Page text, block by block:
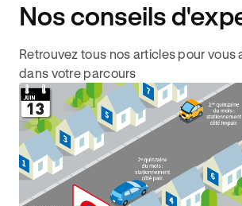
Nos conseils
Retrouvez tous nos articles pour vous
dans votre parcours